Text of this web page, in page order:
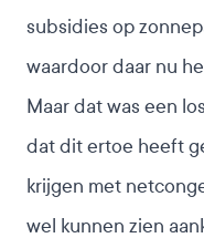
subsidies op
waardoor daar nu
Maar dat was een
dat dit ertoe heeft
krijgen met
wel kunnen zien